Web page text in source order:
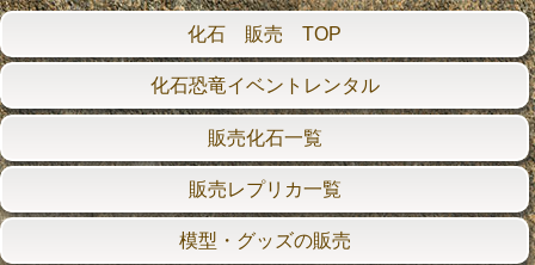
化石 販売 TOP
化石恐竜イベントレンタル
販売化石一覧
販売レプリカ一覧
模型・グッズの販売